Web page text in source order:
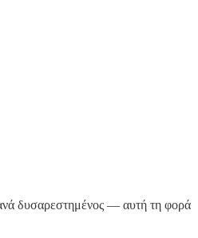
δυσαρεστημένος — αυτή τη φορά